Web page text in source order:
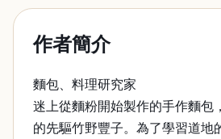
作者簡介
麵包、料理研究家
迷上從麵粉開始製作的手作麵包
的先驅竹野豐子。為了學習道地